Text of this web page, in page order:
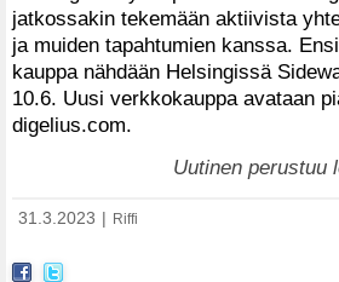
jatkossakin tekemään aktiivista
ja muiden tapahtumien kanssa.
kauppa nähdään Helsingissä
10.6. Uusi verkkokauppa avataan
digelius.com.
Uutinen perustuu
31.3.2023 Riffi